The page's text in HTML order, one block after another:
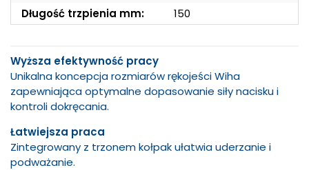
Długość trzpienia mm:
150
Wyższa efektywność pracy
Unikalna koncepcja rozmiarów rękojeści Wiha
zapewniająca optymalne dopasowanie siły nacisku i
kontroli dokręcania.
Łatwiejsza praca
Zintegrowany z trzonem kołpak ułatwia uderzanie i
podważanie.